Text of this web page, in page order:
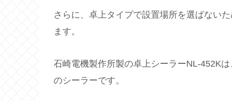
さらに、卓上タイプで設置場所を選ばない
ます。
石崎電機製作所製の卓上シーラーNL-452K
のシーラーです。